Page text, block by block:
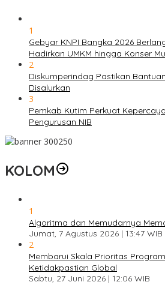
1
Gebyar KNPI Bangka 2026
Hadirkan UMKM hingga Konser
2
Diskumperindag Pastikan
Disalurkan
3
Pemkab Kutim Perkuat
Pengurusan NIB
KOLOM
1
Algoritma dan Memudarnya
Jumat, 7 Agustus 2026 | 13:47 WIB
2
Membarui Skala Prioritas
Ketidakpastian Global
Sabtu, 27 Juni 2026 | 12:06 WIB